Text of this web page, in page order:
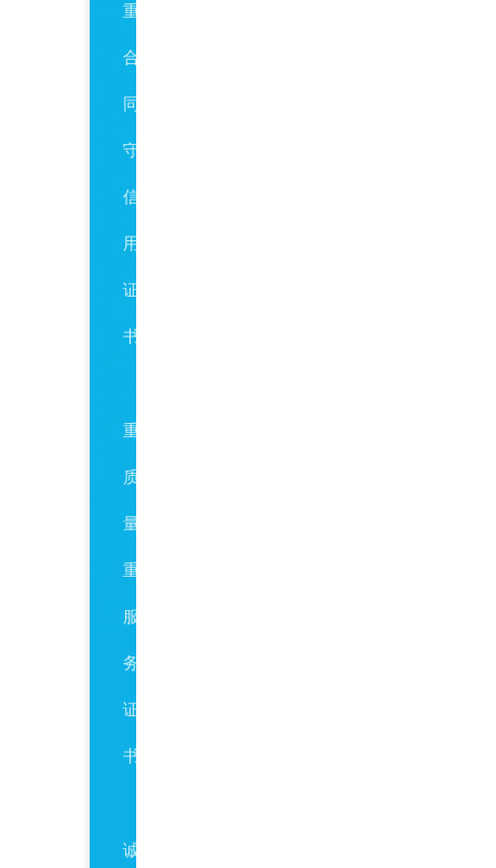
重
合
同
守
信
用
证
书
重
质
量
重
服
务
证
书
诚